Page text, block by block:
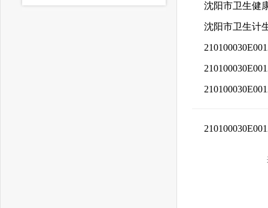
沈阳市卫生健
沈阳市卫生计